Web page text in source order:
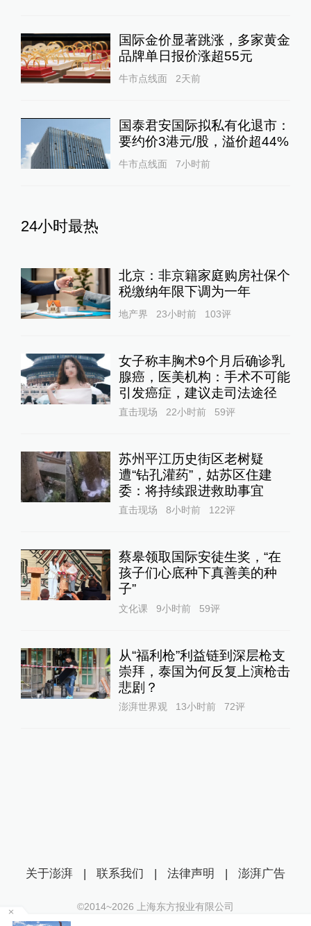
国际金价显著跳涨，多家黄金
品牌单日报价涨超55元
牛市点线面 2天前
国泰君安国际拟私有化退市：
要约价3港元/股，溢价超44%
牛市点线面 7小时前
24小时最热
北京：非京籍家庭购房社保个
税缴纳年限下调为一年
地产界 23小时前 103评
女子称丰胸术9个月后确诊乳
腺癌，医美机构：手术不可能
引发癌症，建议走司法途径
直击现场 22小时前 59评
苏州平江历史街区老树疑
遭“钻孔灌药”，姑苏区住建
委：将持续跟进救助事宜
直击现场 8小时前 122评
蔡皋领取国际安徒生奖，“在
孩子们心底种下真善美的种
子”
文化课 9小时前 59评
从“福利枪”利益链到深层枪支
崇拜，泰国为何反复上演枪击
悲剧？
澎湃世界观 13小时前 72评
关于澎湃 | 联系我们 | 法律声明 | 澎湃广告
©2014~2026 上海东方报业有限公司